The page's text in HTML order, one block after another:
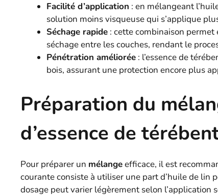
Facilité d’application : en mélangeant
solution moins visqueuse qui s’applique
Séchage rapide : cette combinaison
séchage entre les couches, rendant le
Pénétration améliorée : l’essence de
bois, assurant une protection encore plus
Préparation du
d’essence de
Pour préparer un mélangeefficace, il est
courante consiste à utiliser une part d’huile de lin
dosage peut varier légèrement selon l’application